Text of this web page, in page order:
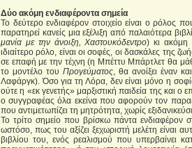
Δύο ακόμη ενδιαφέροντα σημεία
Το δεύτερο ενδιαφέρον στοιχείο είναι ο ρόλος
παρατηρεί κανείς μια εξέλιξη από παλαιότερα
μανία με την άνοιξη, Χαστουκόδεντρο) κι ακόμη
ιδιαίτερο ρόλο, είναι οι σοφές, οι δασκάλες της
σε επαφή με την τέχνη (η Μπέττυ Μπάρτλετ θα
το μοντέλο του Προγεύματος, θα ανοίξει έναν
Λαφάργκ). Όσο για τη Λόρα, δεν είναι μόνο η
ούτε η «εκ γενετής» μαρξιστική παιδεία της και ο
ο συγγραφέας όλα εκείνα που αφορούν τον
που αντιμετωπίζει τη μητρότητα, χωρίς
Το τρίτο σημείο που βρίσκω πάντα ενδιαφέρον
ωστόσο, πως του αξίζει ξεχωριστή μελέτη είναι
βιβλίου του, ενός ρεαλισμού που υπερβαίνει